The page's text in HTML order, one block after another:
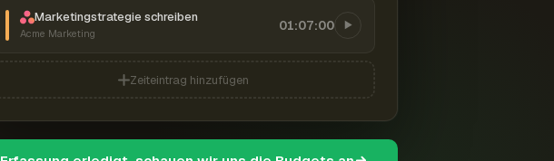
Marketingstrategie schreiben
Acme Marketing
01:07:00
Zeiteintrag hinzufügen